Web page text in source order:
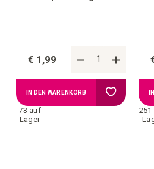
€ 1,99
73 auf
Lager
IN DEN WARENKORB Zur